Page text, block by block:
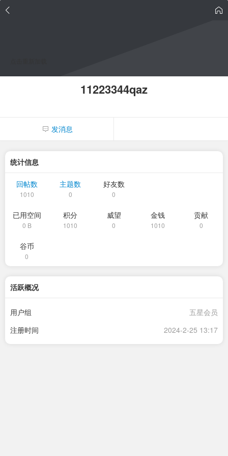
11223344qaz
发消息
统计信息
回帖数
1010
主题数
0
好友数
0
已用空间
0 B
积分
1010
威望
0
金钱
1010
贡献
0
谷币
0
活跃概况
用户组
五星会员
注册时间
2024-2-25 13:17